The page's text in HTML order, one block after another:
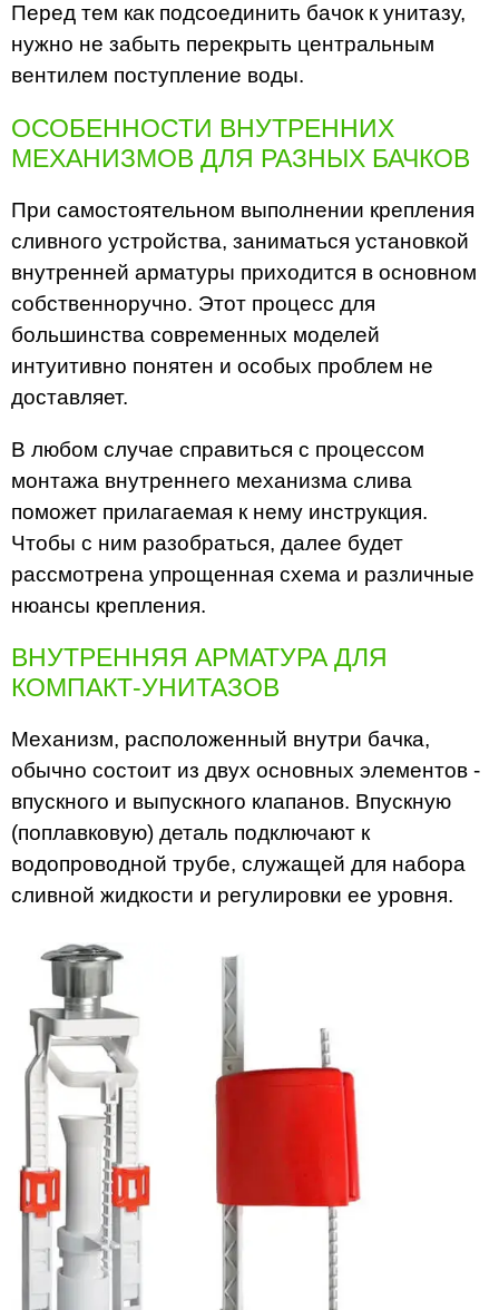
Перед тем как подсоединить бачок к унитазу,
нужно не забыть перекрыть центральным
вентилем поступление воды.
ОСОБЕННОСТИ ВНУТРЕННИХ
МЕХАНИЗМОВ ДЛЯ РАЗНЫХ БАЧКОВ
При самостоятельном выполнении крепления
сливного устройства, заниматься установкой
внутренней арматуры приходится в основном
собственноручно. Этот процесс для
большинства современных моделей
интуитивно понятен и особых проблем не
доставляет.
В любом случае справиться с процессом
монтажа внутреннего механизма слива
поможет прилагаемая к нему инструкция.
Чтобы с ним разобраться, далее будет
рассмотрена упрощенная схема и различные
нюансы крепления.
ВНУТРЕННЯЯ АРМАТУРА ДЛЯ
КОМПАКТ-УНИТАЗОВ
Механизм, расположенный внутри бачка,
обычно состоит из двух основных элементов -
впускного и выпускного клапанов. Впускную
(поплавковую) деталь подключают к
водопроводной трубе, служащей для набора
сливной жидкости и регулировки ее уровня.